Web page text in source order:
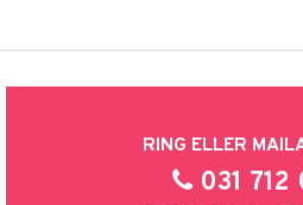
RING ELLER
031 712